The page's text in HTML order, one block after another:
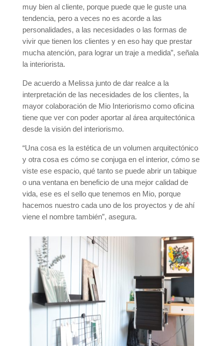
muy bien al cliente, porque puede que le guste una
tendencia, pero a veces no es acorde a las
personalidades, a las necesidades o las formas de
vivir que tienen los clientes y en eso hay que prestar
mucha atención, para lograr un traje a medida”, señala
la interiorista.
De acuerdo a Melissa junto de dar realce a la
interpretación de las necesidades de los clientes, la
mayor colaboración de Mio Interiorismo como oficina
tiene que ver con poder aportar al área arquitectónica
desde la visión del interiorismo.
“Una cosa es la estética de un volumen arquitectónico
y otra cosa es cómo se conjuga en el interior, cómo se
viste ese espacio, qué tanto se puede abrir un tabique
o una ventana en beneficio de una mejor calidad de
vida, ese es el sello que tenemos en Mio, porque
hacemos nuestro cada uno de los proyectos y de ahí
viene el nombre también”, asegura.